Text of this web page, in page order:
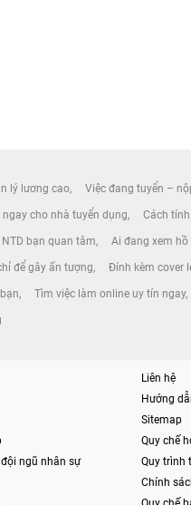
lý lương cao Việc đang tuyển –
ngay cho nhà tuyển dụng Cách
bạn quan tâm Ai đang xem
để gây ấn tượng Đính kèm cover
Tìm việc làm online uy tín ngay
ngũ nhân sự
Liên hệ
Hướng
Sitemap
Quy chế
Quy trình
Chính